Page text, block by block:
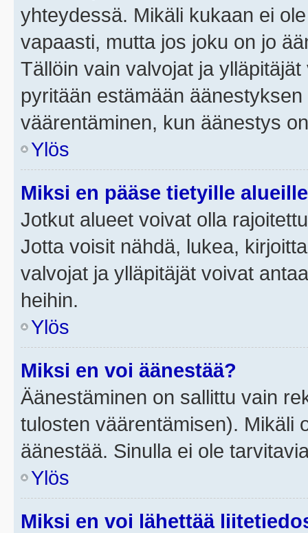
yhteydessä. Mikäli kukaan ei
vapaasti, mutta jos joku on jo
Tällöin vain valvojat ja
pyritään estämään
väärentäminen, kun äänestys
Ylös
Miksi en pääse tietyille
Jotkut alueet voivat olla
Jotta voisit nähdä, lukea,
valvojat ja ylläpitäjät voivat
heihin.
Ylös
Miksi en voi äänestää?
Äänestäminen on sallittu vain
tulosten väärentämisen). Mikäli
äänestää. Sinulla ei ole
Ylös
Miksi en voi lähettää